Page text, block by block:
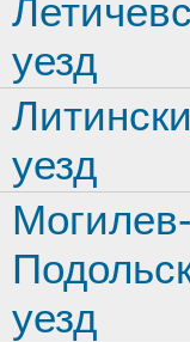
уезд
уезд
Могилев-
уезд